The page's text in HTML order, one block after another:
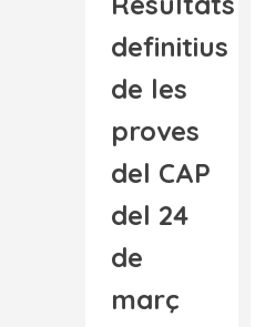
definitius
de les
proves
del CAP
del 24
de
març